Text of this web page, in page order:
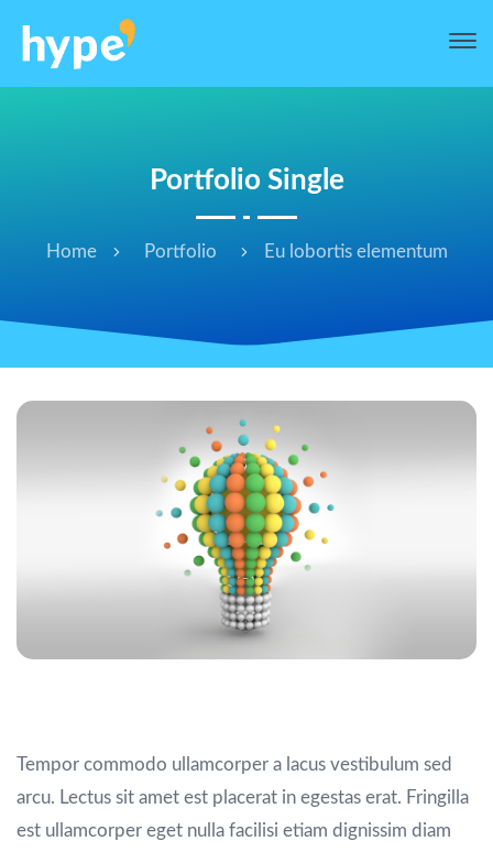
Portfolio Single
Home Portfolio Eu lobortis elementum
Tempor commodo ullamcorper a lacus vestibulum sed
arcu. Lectus sit amet est placerat in egestas erat. Fringilla
est ullamcorper eget nulla facilisi etiam dignissim diam